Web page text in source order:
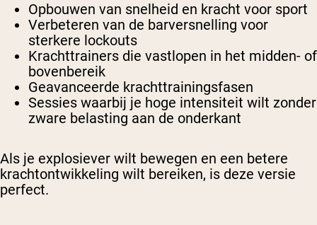
Opbouwen van snelheid en kracht voor sport
Verbeteren van de barversnelling voor
sterkere lockouts
Krachttrainers die vastlopen in het midden- of
bovenbereik
Geavanceerde krachttrainingsfasen
Sessies waarbij je hoge intensiteit wilt zonder
zware belasting aan de onderkant
Als je explosiever wilt bewegen en een betere
krachtontwikkeling wilt bereiken, is deze versie
perfect.